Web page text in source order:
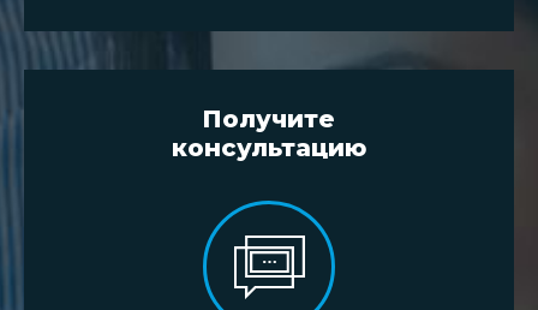
Получите
консультацию